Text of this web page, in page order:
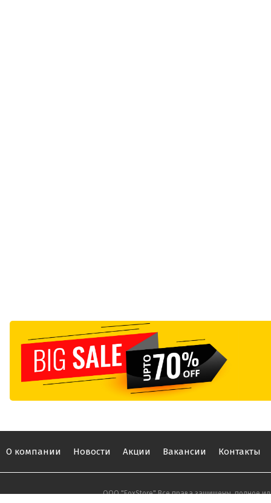
О компании Новости Акции Вакансии Контакты
ООО "FoxStore" Все права защищены, полное